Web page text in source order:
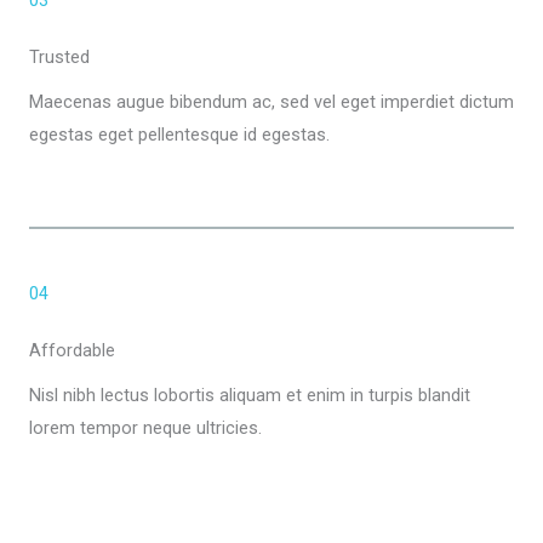
Trusted
Maecenas augue bibendum ac, sed vel eget imperdiet dictum
egestas eget pellentesque id egestas.
04
Affordable
Nisl nibh lectus lobortis aliquam et enim in turpis blandit
lorem tempor neque ultricies.